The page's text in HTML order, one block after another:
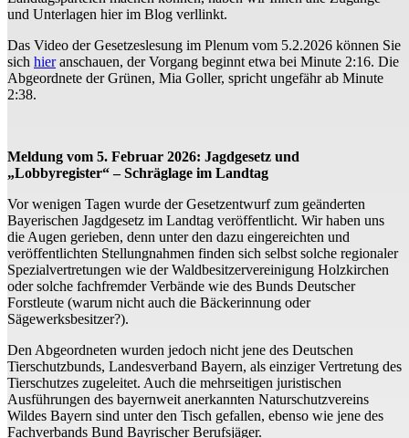
und Unterlagen hier im Blog verllinkt.
Das Video der Gesetzeslesung im Plenum vom 5.2.2026 können Sie
sich hieranschauen, der Vorgang beginnt etwa bei Minute 2:16. Die
Abgeordnete der Grünen, Mia Goller, spricht ungefähr ab Minute
2:38.
Meldung vom 5. Februar 2026: Jagdgesetz und
„Lobbyregister“ – Schräglage im Landtag
Vor wenigen Tagen wurde der Gesetzentwurf zum geänderten
Bayerischen Jagdgesetz im Landtag veröffentlicht. Wir haben uns
die Augen gerieben, denn unter den dazu eingereichten und
veröffentlichten Stellungnahmen finden sich selbst solche regionaler
Spezialvertretungen wie der Waldbesitzervereinigung Holzkirchen
oder solche fachfremder Verbände wie des Bunds Deutscher
Forstleute (warum nicht auch die Bäckerinnung oder
Sägewerksbesitzer?).
Den Abgeordneten wurden jedoch nicht jene des Deutschen
Tierschutzbunds, Landesverband Bayern, als einziger Vertretung des
Tierschutzes zugeleitet. Auch die mehrseitigen juristischen
Ausführungen des bayernweit anerkannten Naturschutzvereins
Wildes Bayern sind unter den Tisch gefallen, ebenso wie jene des
Fachverbands Bund Bayrischer Berufsjäger.